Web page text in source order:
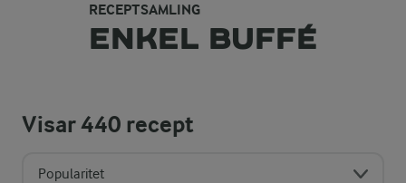
RECEPTSAMLING
ENKEL BUFFÉ
Visar440 recept
Popularitet